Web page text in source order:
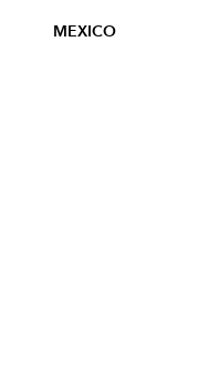
MEXICO